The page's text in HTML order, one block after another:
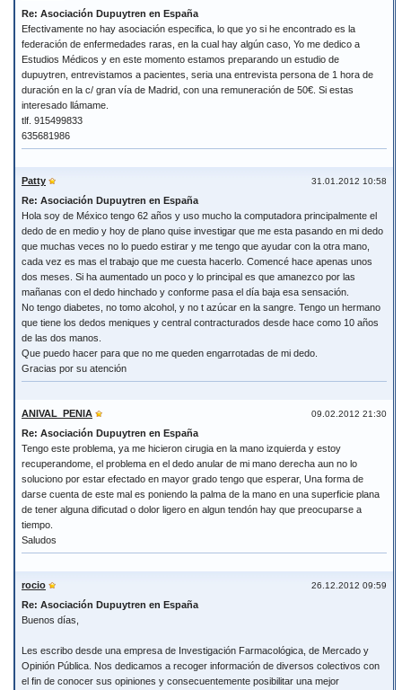
Re: Asociación Dupuytren en España
Efectivamente no hay asociación especifica, lo que yo si he encontrado es la
federación de enfermedades raras, en la cual hay algún caso, Yo me dedico a
Estudios Médicos y en este momento estamos preparando un estudio de
dupuytren, entrevistamos a pacientes, seria una entrevista persona de 1 hora de
duración en la c/ gran vía de Madrid, con una remuneración de 50€. Si estas
interesado llámame.
tlf. 915499833
635681986
31.01.2012 10:58
Patty
Re: Asociación Dupuytren en España
Hola soy de México tengo 62 años y uso mucho la computadora principalmente el
dedo de en medio y hoy de plano quise investigar que me esta pasando en mi dedo
que muchas veces no lo puedo estirar y me tengo que ayudar con la otra mano,
cada vez es mas el trabajo que me cuesta hacerlo. Comencé hace apenas unos
dos meses. Si ha aumentado un poco y lo principal es que amanezco por las
mañanas con el dedo hinchado y conforme pasa el día baja esa sensación.
No tengo diabetes, no tomo alcohol, y no t azúcar en la sangre. Tengo un hermano
que tiene los dedos meniques y central contracturados desde hace como 10 años
de las dos manos.
Que puedo hacer para que no me queden engarrotadas de mi dedo.
Gracias por su atención
09.02.2012 21:30
ANIVAL_PENIA
Re: Asociación Dupuytren en España
Tengo este problema, ya me hicieron cirugia en la mano izquierda y estoy
recuperandome, el problema en el dedo anular de mi mano derecha aun no lo
soluciono por estar efectado en mayor grado tengo que esperar, Una forma de
darse cuenta de este mal es poniendo la palma de la mano en una superficie plana
de tener alguna dificutad o dolor ligero en algun tendón hay que preocuparse a
tiempo.
Saludos
26.12.2012 09:59
rocio
Re: Asociación Dupuytren en España
Buenos días,
Les escribo desde una empresa de Investigación Farmacológica, de Mercado y
Opinión Pública. Nos dedicamos a recoger información de diversos colectivos con
el fin de conocer sus opiniones y consecuentemente posibilitar una mejor